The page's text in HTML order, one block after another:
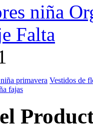
niña
Falta
primavera Vestidos de
fajas